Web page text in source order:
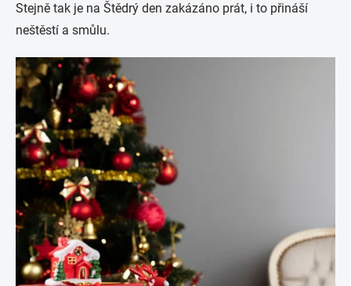
Stejně tak je na Štědrý den zakázáno prát, i to přináší
neštěstí a smůlu.